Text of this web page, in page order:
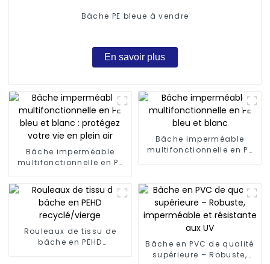
Bâche PE bleue à vendre
En savoir plus
Bâche imperméable
multifonctionnelle en PE
votre vie en plein air
Bâche imperméable
multifonctionnelle en PE
Rouleaux de tissu de
bâche en PEHD
Bâche en PVC de qualité
supérieure – Robuste,